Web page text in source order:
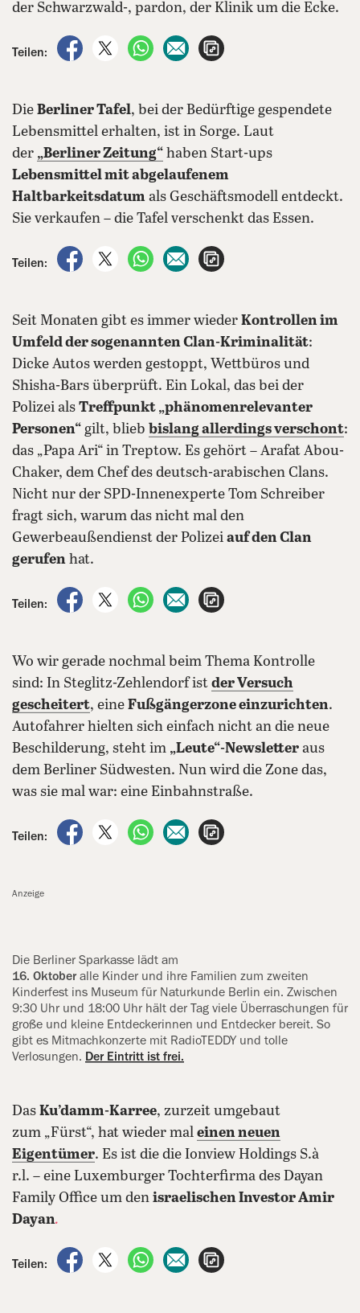
der Schwarzwald-, pardon, der Klinik um die Ecke.
Teilen:
auf Facebook teilen
auf X teilenper WhatsApp teilen
per E-Mail teilen
Die Berliner Tafel, bei der Bedürftige gespendete
Lebensmittel erhalten, ist in Sorge. Laut
der „Berliner Zeitung“ haben Start-ups
Lebensmittel mit abgelaufenem
Haltbarkeitsdatum als Geschäftsmodell entdeckt.
Sie verkaufen – die Tafel verschenkt das Essen.
Teilen:
auf Facebook teilen
auf X teilenper WhatsApp teilen
per E-Mail teilen
Seit Monaten gibt es immer wieder Kontrollen im
Umfeld der sogenannten Clan-Kriminalität:
Dicke Autos werden gestoppt, Wettbüros und
Shisha-Bars überprüft. Ein Lokal, das bei der
Polizei als Treffpunkt „phänomenrelevanter
Personen“ gilt, blieb bislang allerdings verschont:
das „Papa Ari“ in Treptow. Es gehört – Arafat Abou-
Chaker, dem Chef des deutsch-arabischen Clans.
Nicht nur der SPD-Innenexperte Tom Schreiber
fragt sich, warum das nicht mal den
Gewerbeaußendienst der Polizei auf den Clan
gerufen hat.
Teilen:
auf Facebook teilen
auf X teilenper WhatsApp teilen
per E-Mail teilen
Wo wir gerade nochmal beim Thema Kontrolle
sind: In Steglitz-Zehlendorf ist der Versuch
gescheitert, eine Fußgängerzone einzurichten.
Autofahrer hielten sich einfach nicht an die neue
Beschilderung, steht im „Leute“-Newsletter aus
dem Berliner Südwesten. Nun wird die Zone das,
was sie mal war: eine Einbahnstraße.
Teilen:
auf Facebook teilen
auf X teilenper WhatsApp teilen
per E-Mail teilen
Anzeige
Die Berliner Sparkasse lädt am
16. Oktober alle Kinder und ihre Familien zum zweiten
Kinderfest ins Museum für Naturkunde Berlin ein. Zwischen
9:30 Uhr und 18:00 Uhr hält der Tag viele Überraschungen für
große und kleine Entdeckerinnen und Entdecker bereit. So
gibt es Mitmachkonzerte mit RadioTEDDY und tolle
Verlosungen. Der Eintritt ist frei.
Das Ku’damm-Karree, zurzeit umgebaut
zum „Fürst“, hat wieder mal einen neuen
Eigentümer. Es ist die die Ionview Holdings S.à
r.l. – eine Luxemburger Tochterfirma des Dayan
Family Office um den israelischen InvestorAmir
Dayan.
Teilen:
auf Facebook teilen
auf X teilenper WhatsApp teilen
per E-Mail teilen